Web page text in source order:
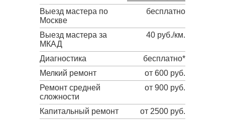
Выезд мастера по
Москве
бесплатно
Выезд мастера за
МКАД
40 руб./км.
Диагностика
бесплатно*
Мелкий ремонт
от 600 руб.
Ремонт средней
сложности
от 900 руб.
Капитальный ремонт
от 2500 руб.